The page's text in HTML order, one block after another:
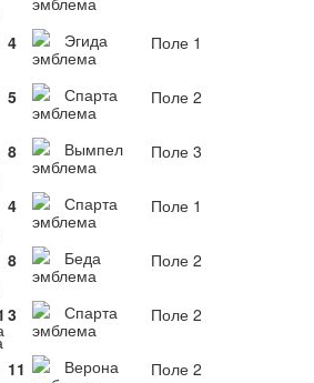
4 Эгида
Поле 1
5 Спарта
Поле 2
8 Вымпел
Поле 3
4 Спарта
Поле 1
8 Беда
Поле 2
3 Спарта
Поле 2
11 Верона
Поле 2